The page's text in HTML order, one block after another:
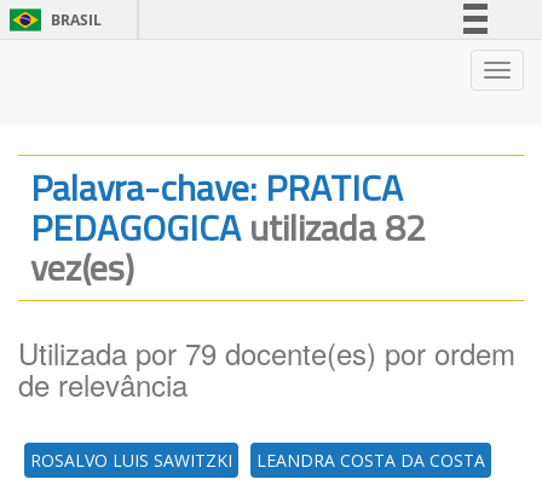
BRASIL
Legislação
Canais
Palavra-chave: PRATICA
PEDAGOGICAutilizada 82
vez(es)
Utilizada por 79 docente(es) por ordem
de relevância
ROSALVO LUIS SAWITZKI LEANDRA COSTA DA COSTA